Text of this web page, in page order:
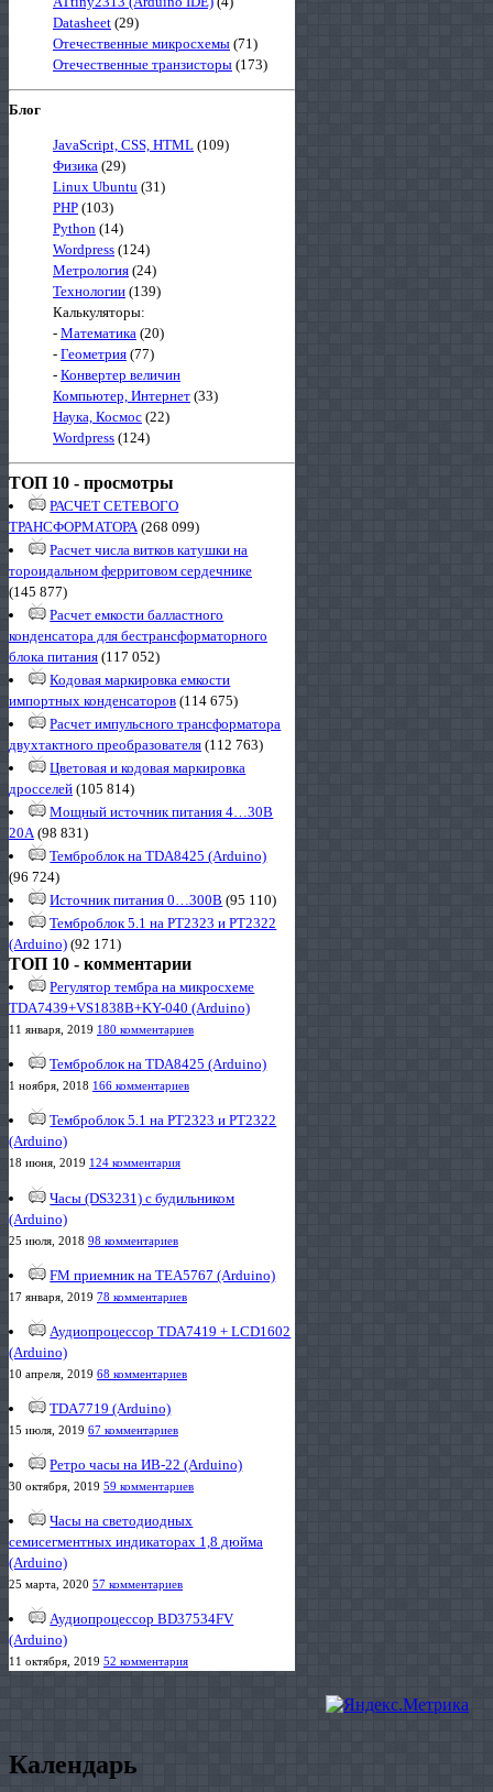
Datasheet (29)
Отечественные микросхемы (71)
Отечественные транзисторы (173)
Блог
JavaScript, CSS, HTML (109)
Физика (29)
Linux Ubuntu (31)
PHP (103)
Python (14)
Wordpress (124)
Метрология (24)
Технологии (139)
Калькуляторы:
- Математика (20)
- Геометрия (77)
- Конвертер величин
Компьютер, Интернет (33)
Наука, Космос (22)
Wordpress (124)
ТОП 10 - просмотры
РАСЧЕТ СЕТЕВОГО
ТРАНСФОРМАТОРА(268 099)
Расчет числа витков катушки на
тороидальном ферритовом сердечнике
(145 877)
Расчет емкости балластного
конденсатора для бестрансформаторного
блока питания (117 052)
Кодовая маркировка емкости
импортных конденсаторов (114 675)
Расчет импульсного трансформатора
двухтактного преобразователя (112 763)
Цветовая и кодовая маркировка
дросселей (105 814)
Мощный источник питания 4…30В
20А(98 831)
Темброблок на TDA8425 (Arduino)
(96 724)
Источник питания 0…300В (95 110)
Темброблок 5.1 на PT2323 и PT2322
(Arduino) (92 171)
ТОП 10 - комментарии
Регулятор тембра на микросхеме
TDA7439+VS1838B+KY-040 (Arduino)
11 января, 2019 180 комментариев
Темброблок на TDA8425 (Arduino)
1 ноября, 2018 166 комментариев
Темброблок 5.1 на PT2323 и PT2322
(Arduino)
18 июня, 2019 124 комментария
Часы (DS3231) с будильником
(Arduino)
25 июля, 2018 98 комментариев
FM приемник на TEA5767 (Arduino)
17 января, 2019 78 комментариев
Аудиопроцессор TDA7419 + LCD1602
(Arduino)
10 апреля, 2019 68 комментариев
TDA7719 (Arduino)
15 июля, 2019 67 комментариев
Ретро часы на ИВ-22 (Arduino)
30 октября, 2019 59 комментариев
Часы на светодиодных
семисегментных индикаторах 1,8 дюйма
(Arduino)
25 марта, 2020 57 комментариев
Аудиопроцессор BD37534FV
(Arduino)
11 октября, 2019 52 комментария
Календарь